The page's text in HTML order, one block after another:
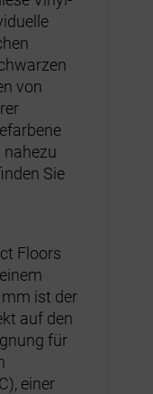
von
nahezu
Sie
Floors
ist der
auf den
für
einer